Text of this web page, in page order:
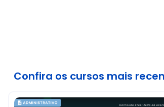
Confira os cursos mais